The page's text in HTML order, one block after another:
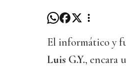
El informático y
Luis G.Y., encara